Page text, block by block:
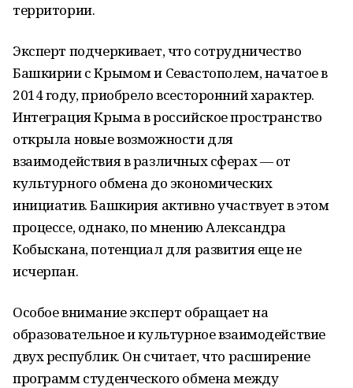
территории.
Эксперт подчеркивает, что сотрудничество
Башкирии с Крымом и Севастополем, начатое в
2014 году, приобрело всесторонний характер.
Интеграция Крыма в российское пространство
открыла новые возможности для
взаимодействия в различных сферах — от
культурного обмена до экономических
инициатив. Башкирия активно участвует в этом
процессе, однако, по мнению Александра
Кобыскана, потенциал для развития еще не
исчерпан.
Особое внимание эксперт обращает на
образовательное и культурное взаимодействие
двух республик. Он считает, что расширение
программ студенческого обмена между